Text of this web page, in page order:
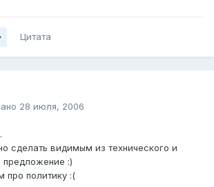
Цитата
28 июля, 2006
сделать видимым из технического и
предложение :)
про политику :(